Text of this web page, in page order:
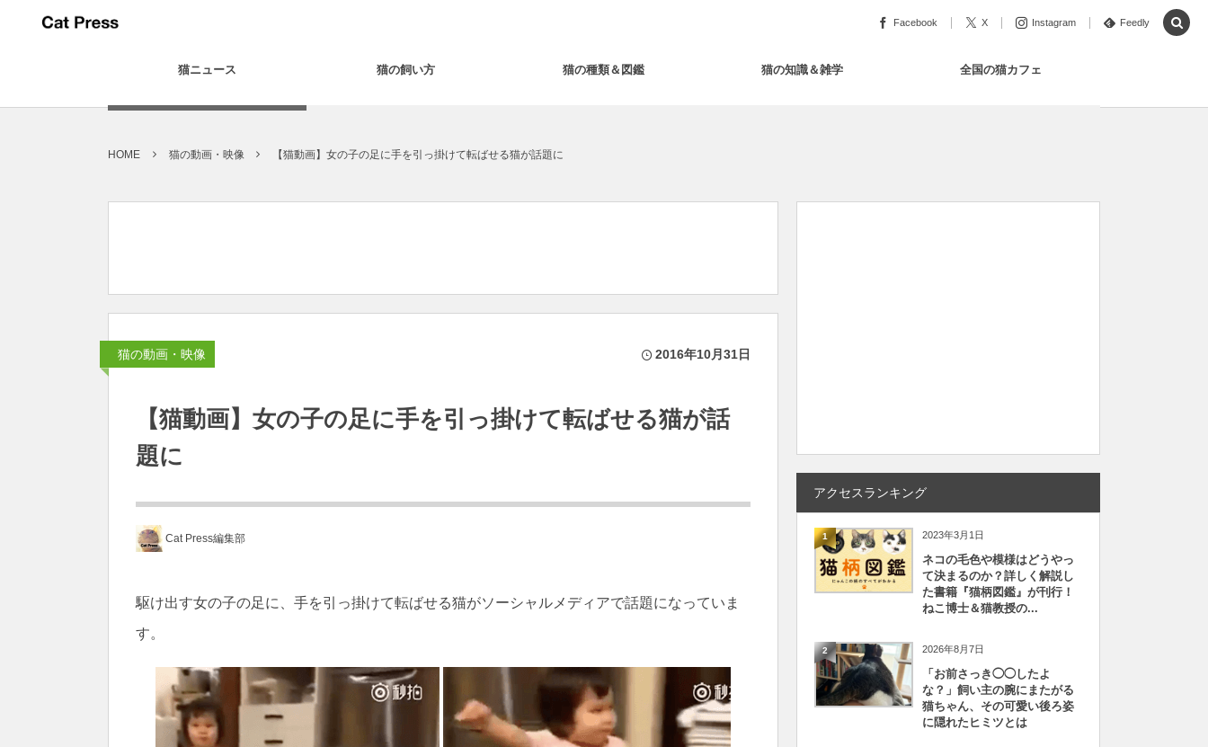
Facebook X Instagram Feedly
猫ニュース 猫の飼い方 猫の種類＆図鑑 猫の知識＆雑学 全国の猫カフェ
HOME 猫の動画・映像 【猫動画】女の子の足に手を引っ掛けて転ばせる猫が話題に
猫の動画・映像 2016年10月31日
【猫動画】女の子の足に手を引っ掛けて転ばせる猫が話
題に
Cat Press編集部
駆け出す女の子の足に、手を引っ掛けて転ばせる猫がソーシャルメディアで話題になっていま
す。
アクセスランキング
1 2023年3月1日
ネコの毛色や模様はどうやっ
て決まるのか？詳しく解説し
た書籍『猫柄図鑑』が刊行！
ねこ博士＆猫教授の...
2 2026年8月7日
「お前さっき◯◯したよ
な？」飼い主の腕にまたがる
猫ちゃん、その可愛い後ろ姿
に隠れたヒミツとは